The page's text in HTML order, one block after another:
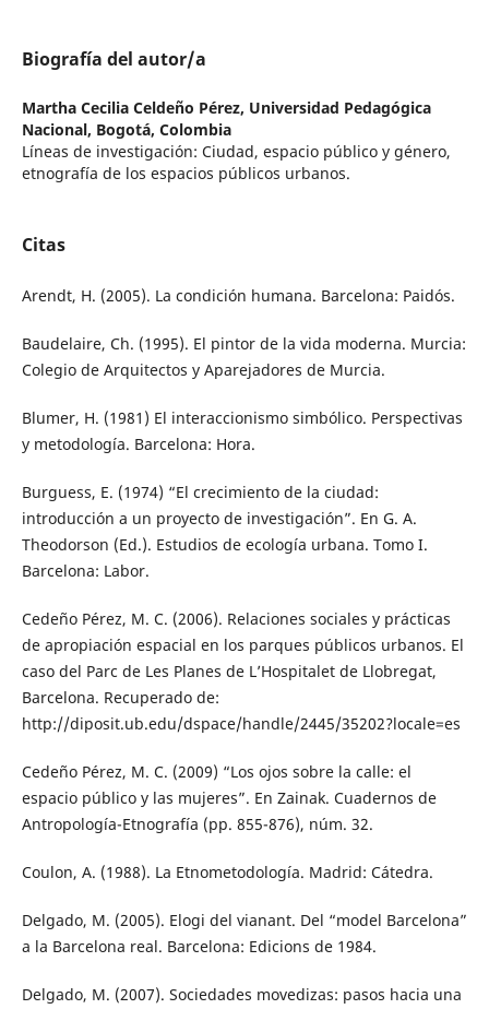
Biografía del autor/a
Martha Cecilia Celdeño Pérez, Universidad Pedagógica
Nacional, Bogotá, Colombia
Líneas de investigación: Ciudad, espacio público y género,
etnografía de los espacios públicos urbanos.
Citas
Arendt, H. (2005). La condición humana. Barcelona: Paidós.
Baudelaire, Ch. (1995). El pintor de la vida moderna. Murcia:
Colegio de Arquitectos y Aparejadores de Murcia.
Blumer, H. (1981) El interaccionismo simbólico. Perspectivas
y metodología. Barcelona: Hora.
Burguess, E. (1974) “El crecimiento de la ciudad:
introducción a un proyecto de investigación”. En G. A.
Theodorson (Ed.). Estudios de ecología urbana. Tomo I.
Barcelona: Labor.
Cedeño Pérez, M. C. (2006). Relaciones sociales y prácticas
de apropiación espacial en los parques públicos urbanos. El
caso del Parc de Les Planes de L’Hospitalet de Llobregat,
Barcelona. Recuperado de:
http://diposit.ub.edu/dspace/handle/2445/35202?locale=es
Cedeño Pérez, M. C. (2009) “Los ojos sobre la calle: el
espacio público y las mujeres”. En Zainak. Cuadernos de
Antropología-Etnografía (pp. 855-876), núm. 32.
Coulon, A. (1988). La Etnometodología. Madrid: Cátedra.
Delgado, M. (2005). Elogi del vianant. Del “model Barcelona”
a la Barcelona real. Barcelona: Edicions de 1984.
Delgado, M. (2007). Sociedades movedizas: pasos hacia una